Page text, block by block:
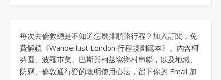
每次去倫敦總是不知道怎麼排順路行程？加入訂閱，免
費解鎖《Wanderlust London 行程規劃範本》。內含柯
芬園、波羅市集、巴斯與柯茲窩鄉村串聯，以及地鐵、
防竊、倫敦通行證的聰明使用心法，留下你的 Email 加